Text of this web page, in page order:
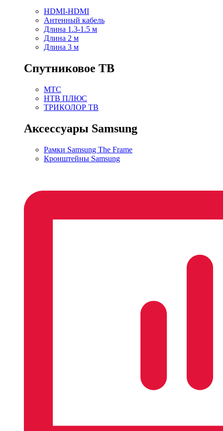
HDMI-HDMI
Антенный кабель
Длина 1.3-1.5 м
Длина 2 м
Длина 3 м
Спутниковое ТВ
МТС
НТВ ПЛЮС
ТРИКОЛОР ТВ
Аксессуары Samsung
Рамки Samsung The Frame
Кронштейны Samsung